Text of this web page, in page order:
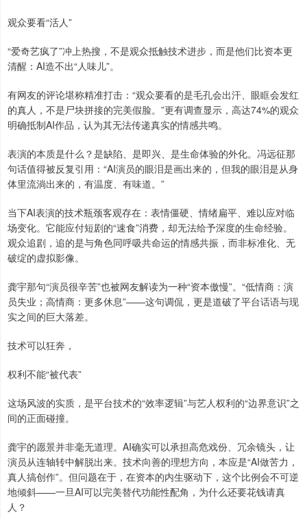
观众要看“活人”
“爱奇艺疯了”冲上热搜，不是观众抵触技术进步，而是他们比资本更
清醒：AI造不出“人味儿”。
有网友的评论堪称精准打击：“观众要看的是毛孔会出汗、眼眶会发红
的真人，不是尸块拼接的完美假脸。”更有调查显示，高达74%的观众
明确抵制AI作品，认为其无法传递真实的情感共鸣。
表演的本质是什么？是缺陷、是即兴、是生命体验的外化。冯远征那
句话值得被反复引用：“AI演员的眼泪是画出来的，但我的眼泪是从身
体里流淌出来的，有温度、有味道。”
当下AI表演的技术瓶颈客观存在：表情僵硬、情绪扁平、难以应对临
场变化。它能应付短剧的“速食”消费，却无法给予深度的生命经验。
观众追剧，追的是与角色同呼吸共命运的情感共振，而非标准化、无
破绽的虚拟影像。
龚宇那句“演员很辛苦”也被网友解读为一种“资本傲慢”。“低情商：演
员失业；高情商：更多休息”——这句调侃，更是道破了平台话语与现
实之间的巨大落差。
技术可以狂奔，
权利不能“被代表”
这场风波的实质，是平台技术的“效率逻辑”与艺人权利的“边界意识”之
间的正面碰撞。
龚宇的愿景并非毫无道理。AI确实可以承担高危戏份、冗余镜头，让
演员从连轴转中解脱出来。技术向善的理想方向，本应是“AI做苦力，
真人搞创作”。但问题在于，在资本的内生驱动下，这个比例会不可逆
地倾斜——一旦AI可以完美替代功能性配角，为什么还要花钱请真
人？